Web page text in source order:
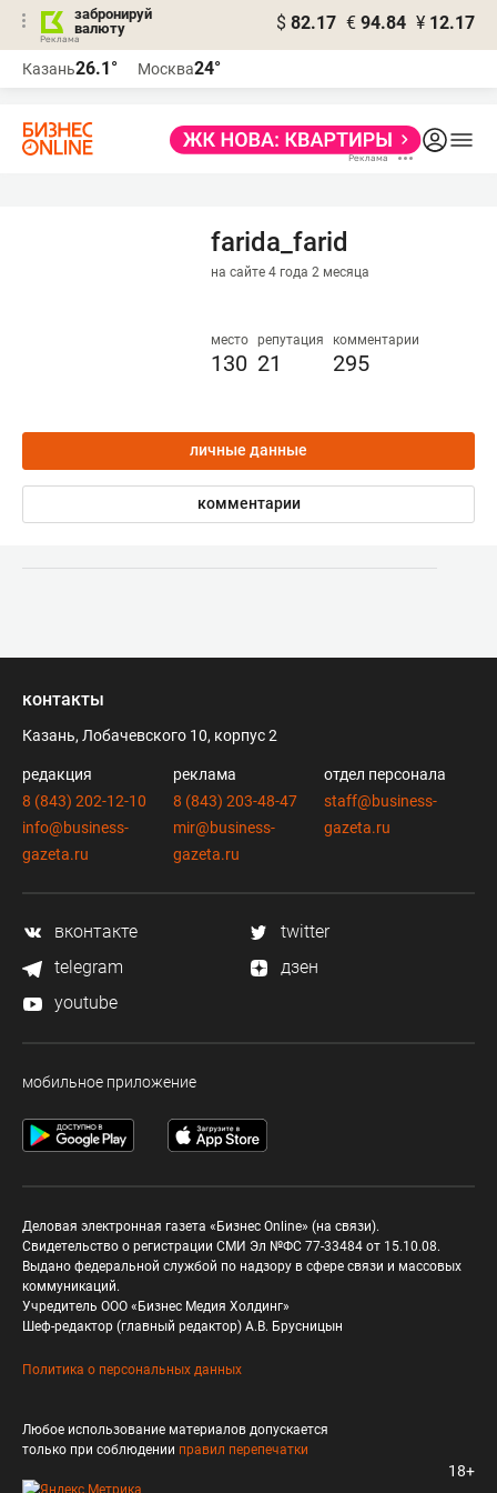
забронируй
валюту
$ 82.17 € 94.84 ¥ 12.17
Казань26.1° Москва24°
farida_farid
на сайте 4 года 2 месяца
место
130
репутация
21
комментарии
295
личные данные
комментарии
контакты
Казань, Лобачевского 10, корпус 2
редакция
8 (843) 202-12-10
info@business-
gazeta.ru
реклама
8 (843) 203-48-47
mir@business-
gazeta.ru
отдел персонала
staff@business-
gazeta.ru
вконтакте
twitter
telegram
дзен
youtube
мобильное приложение
Деловая электронная газета «Бизнес Online» (на связи).
Свидетельство о регистрации СМИ Эл №ФС 77-33484 от 15.10.08.
Выдано федеральной службой по надзору в сфере связи и массовых
коммуникаций.
Учредитель ООО «Бизнес Медия Холдинг»
Шеф-редактор (главный редактор) А.В. Брусницын
Политика о персональных данных
Любое использование материалов допускается
только при соблюдении правил перепечатки
18+